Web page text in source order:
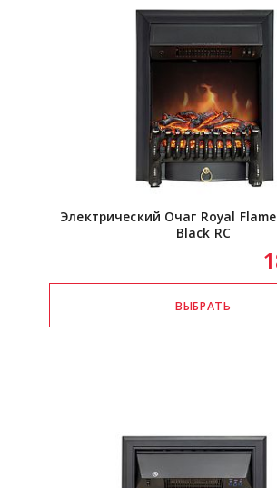
Электрический Очаг Royal Flame
Black RC